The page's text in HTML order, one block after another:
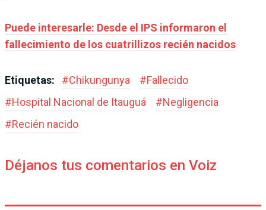
Puede interesarle: Desde el IPS informaron el
fallecimiento de los cuatrillizos recién nacidos
Etiquetas: #Chikungunya #Fallecido
#Hospital Nacional de Itauguá #Negligencia
#Recién nacido
Déjanos tus comentarios en Voiz